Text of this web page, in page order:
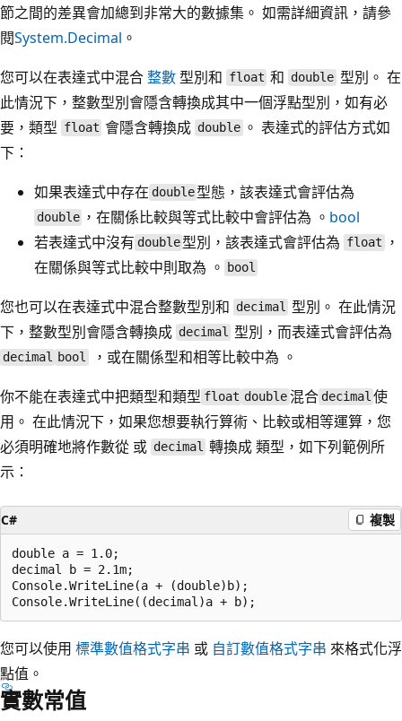
節之間的差異會加總到非常大的數據集。 如需詳細資訊，請參
閱System.Decimal 。
您可以在表達式中混合整數 型別和 float 和 double 型別。 在
此情況下，整數型別會隱含轉換成其中一個浮點型別，如有必
要，類型 float 會隱含轉換成 double 。 表達式的評估方式如
下：
如果表達式中存在 double 型態，該表達式會評估為
double ，在關係比較與等式比較中會評估為 。 bool
若表達式中沒有 double 型別，該表達式會評估為 float ，
在關係與等式比較中則取為 。
bool
您也可以在表達式中混合整數型別和 decimal 型別。 在此情況
下，整數型別會隱含轉換成 decimal 型別，而表達式會評估為
decimal bool ，或在關係型和相等比較中為 。
你不能在表達式中把類型和類型 float double混合 decimal 使
用。 在此情況下，如果您想要執行算術、比較或相等運算，您
必須明確地將作數從 或 decimal 轉換成 類型，如下列範例所
示：
C# 複製
double a = 1.0;
decimal b = 2.1m;
Console.WriteLine(a + (double)b);
您可以使用 標準數值格式字串 或 自訂數值格式字串 來格式化浮
點值。
實數常值